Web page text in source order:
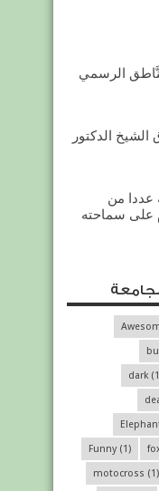
الرسمي
الدكتور
عددا من
على سماحته
dark
Funny(1)
motocross (1)